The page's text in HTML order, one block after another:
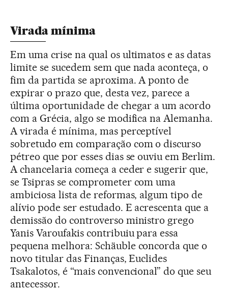
Virada mínima
Em uma crise na qual os ultimatos e as datas
limite se sucedem sem que nada aconteça, o
fim da partida se aproxima. A ponto de
expirar o prazo que, desta vez, parece a
última oportunidade de chegar a um acordo
com a Grécia, algo se modifica na Alemanha.
A virada é mínima, mas perceptível
sobretudo em comparação com o discurso
pétreo que por esses dias se ouviu em Berlim.
A chancelaria começa a ceder e sugerir que,
se Tsipras se comprometer com uma
ambiciosa lista de reformas, algum tipo de
alívio pode ser estudado. E acrescenta que a
demissão do controverso ministro grego
Yanis Varoufakis contribuiu para essa
pequena melhora: Schäuble concorda que o
novo titular das Finanças, Euclides
Tsakalotos, é “mais convencional” do que seu
antecessor.